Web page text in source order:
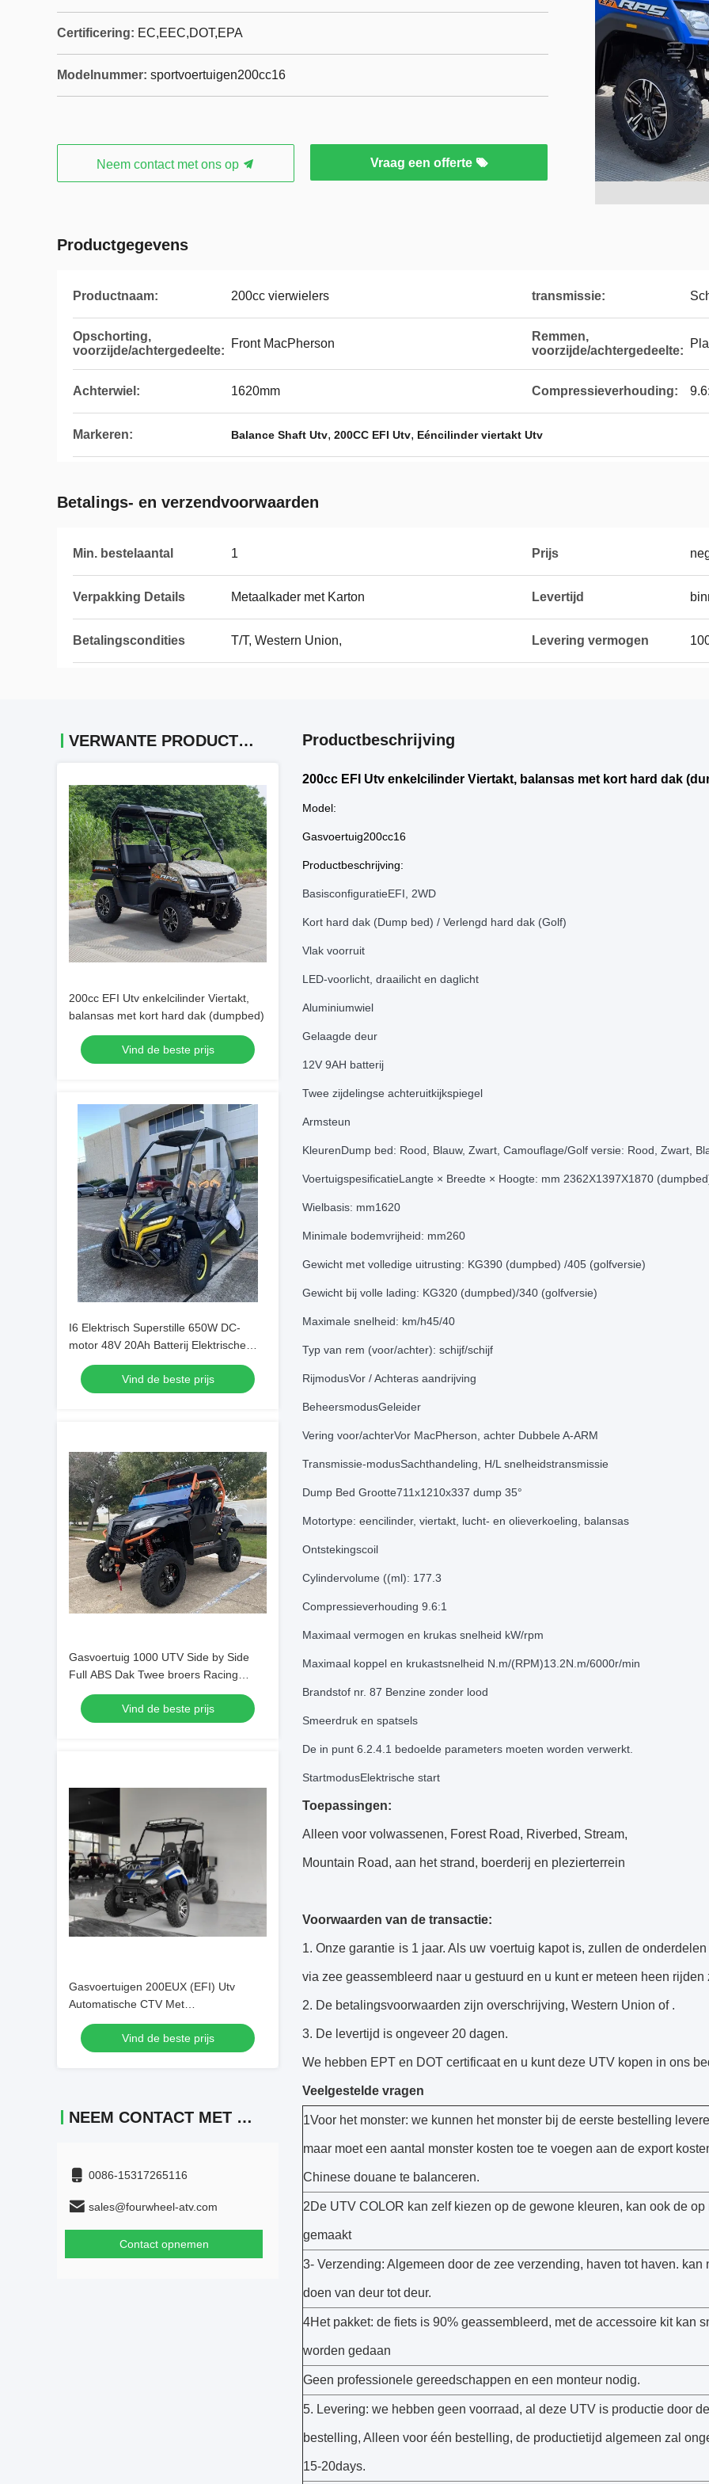
Certificering: EC,EEC,DOT,EPA
Modelnummer: sportvoertuigen200cc16
Neem contact met ons op Vraag een offerte
Productgegevens
Productnaam: 200cc vierwielers transmissie:
Opschorting,
voorzijde/achtergedeelte:
Front MacPherson
Remmen,
voorzijde/achtergedeelte:
Achterwiel: 1620mm Compressieverhouding:
Markeren: Balance Shaft Utv, 200CC EFI Utv, Eéncilinder viertakt Utv
Betalings- en verzendvoorwaarden
Min. bestelaantal 1 Prijs
Verpakking Details Metaalkader met Karton Levertijd
Betalingscondities T/T, Western Union, Levering vermogen
VERWANTE PRODUCTEN
200cc EFI Utv enkelcilinder Viertakt,
balansas met kort hard dak (dumpbed)
Vind de beste prijs
I6 Elektrisch Superstille 650W DC-
motor 48V 20Ah Batterij Elektrische
UTV
Vind de beste prijs
Gasvoertuig 1000 UTV Side by Side
Full ABS Dak Twee broers Racing
Uitlaat
Vind de beste prijs
Gasvoertuigen 200EUX (EFI) Utv
Automatische CTV Met
achteruitdraaien 32 graden naar
beneden
Vind de beste prijs
NEEM CONTACT MET ONS OP
0086-15317265116
sales@fourwheel-atv.com
Contact opnemen
Productbeschrijving
200cc EFI Utv enkelcilinder Viertakt, balansas met kort hard dak
Model:
Gasvoertuig200cc16
Productbeschrijving:
BasisconfiguratieEFI, 2WD
Kort hard dak (Dump bed) / Verlengd hard dak (Golf)
Vlak voorruit
LED-voorlicht, draailicht en daglicht
Aluminiumwiel
Gelaagde deur
12V 9AH batterij
Twee zijdelingse achteruitkijkspiegel
Armsteun
KleurenDump bed: Rood, Blauw, Zwart, Camouflage/Golf versie: Rood, Zwart,
VoertuigspesificatieLangte × Breedte × Hoogte: mm 2362X1397X1870
Wielbasis: mm1620
Minimale bodemvrijheid: mm260
Gewicht met volledige uitrusting: KG390 (dumpbed) /405 (golfversie)
Gewicht bij volle lading: KG320 (dumpbed)/340 (golfversie)
Maximale snelheid: km/h45/40
Typ van rem (voor/achter): schijf/schijf
RijmodusVor / Achteras aandrijving
BeheersmodusGeleider
Vering voor/achterVor MacPherson, achter Dubbele A-ARM
Transmissie-modusSachthandeling, H/L snelheidstransmissie
Dump Bed Grootte711x1210x337 dump 35°
Motortype: eencilinder, viertakt, lucht- en olieverkoeling, balansas
Ontstekingscoil
Cylindervolume ((ml): 177.3
Compressieverhouding 9.6:1
Maximaal vermogen en krukas snelheid kW/rpm
Maximaal koppel en krukastsnelheid N.m/(RPM)13.2N.m/6000r/min
Brandstof nr. 87 Benzine zonder lood
Smeerdruk en spatsels
De in punt 6.2.4.1 bedoelde parameters moeten worden verwerkt.
StartmodusElektrische start
Toepassingen:
Alleen voor volwassenen, Forest Road, Riverbed, Stream,
Mountain Road, aan het strand, boerderij en plezierterrein
Voorwaarden van de transactie:
Onze garantie is 1 jaar. Als uw voertuig kapot is, zullen de
via zee geassembleerd naar u gestuurd en u kunt er meteen heen rijden
De betalingsvoorwaarden zijn overschrijving, Western Union of .
De levertijd is ongeveer 20 dagen.
We hebben EPT en DOT certificaat en u kunt deze UTV kopen in ons
Veelgestelde vragen
1Voor het monster: we kunnen het monster bij de eerste bestelling
maar moet een aantal monster kosten toe te voegen aan de export
Chinese douane te balanceren.
2De UTV COLOR kan zelf kiezen op de gewone kleuren, kan ook de op
gemaakt
3- Verzending: Algemeen door de zee verzending, haven tot haven. kan
doen van deur tot deur.
4Het pakket: de fiets is 90% geassembleerd, met de accessoire kit kan
worden gedaan
Geen professionele gereedschappen en een monteur nodig.
5. Levering: we hebben geen voorraad, al deze UTV is productie door de
bestelling, Alleen voor één bestelling, de productietijd algemeen zal
15-20days.